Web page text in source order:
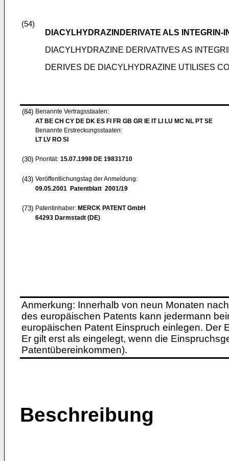
(54)
DIACYLHYDRAZINDERIVATE ALS INTEGRIN-
DIACYLHYDRAZINE DERIVATIVES AS
DERIVES DE DIACYLHYDRAZINE UTILISES
(84) Benannte Vertragsstaaten:
AT BE CH CY DE DK ES FI FR GB GR IE IT LI LU MC NL PT SE
Benannte Erstreckungsstaaten:
LT LV RO SI
(30) Priorität: 15.07.1998 DE 19831710
(43) Veröffentlichungstag der Anmeldung:
09.05.2001 Patentblatt 2001/19
(73) Patentinhaber: MERCK PATENT GmbH
64293 Darmstadt (DE)
Anmerkung: Innerhalb von neun Monaten
des europäischen Patents kann jedermann
europäischen Patent Einspruch einlegen. Der
Er gilt erst als eingelegt, wenn die
Patentübereinkommen).
Beschreibung